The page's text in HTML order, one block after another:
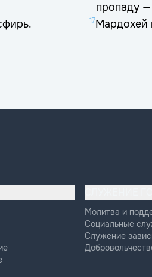
пропаду
17Мардохей
Молитва и
Социальные
Служение